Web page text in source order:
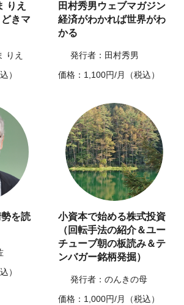
りえ
きマ
りえ
）
田村秀男ウェブマガジン
経済がわかれば世界がわ
かる
発行者：田村秀男
価格：1,100円/月（税込）
を読
）
小資本で始める株式投資
（回転手法の紹介＆ユー
チューブ朝の板読み＆テ
ンバガー銘柄発掘）
発行者：のんきの母
価格：1,000円/月（税込）